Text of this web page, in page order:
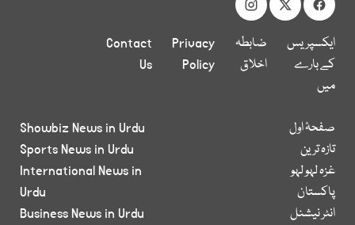
ایکسپریس
کے بارے
میں
ضابطہ
اخلاق
Privacy
Policy
Contact
Us
صفحۂ اول
تازہ ترین
غزہ لہو لہو
پاکستان
انٹر نیشنل
Showbiz News in Urdu
Sports News in Urdu
International News in
Urdu
Business News in Urdu